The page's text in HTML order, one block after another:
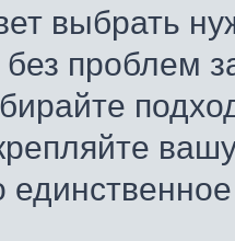
выбрать
проблем